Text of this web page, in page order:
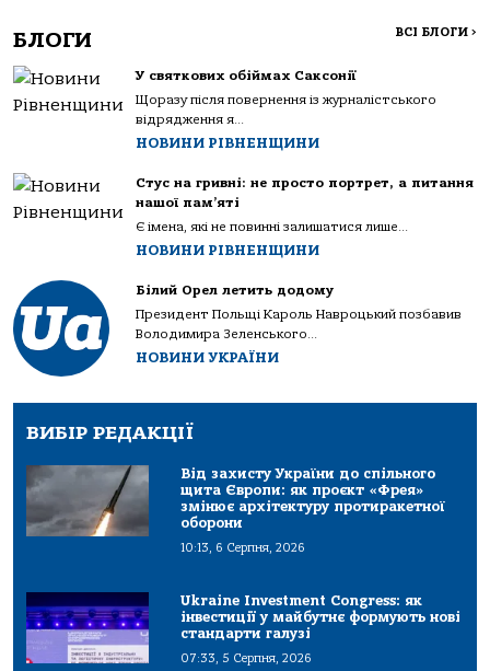
БЛОГИ ВСІ БЛОГИ >
У святкових обіймах Саксонії
Щоразу після повернення із журналістського
відрядження я...
НОВИНИ РІВНЕНЩИНИ
Стус на гривні: не просто портрет, а питання
нашої пам’яті
Є імена, які не повинні залишатися лише...
НОВИНИ РІВНЕНЩИНИ
Білий Орел летить додому
Президент Польщі Кароль Навроцький позбавив
Володимира Зеленського...
НОВИНИ УКРАЇНИ
ВИБІР РЕДАКЦІЇ
Від захисту України до спільного
щита Європи: як проєкт «Фрея»
змінює архітектуру протиракетної
оборони
10:13, 6 Серпня, 2026
Ukraine Investment Congress: як
інвестиції у майбутнє формують нові
стандарти галузі
07:33, 5 Серпня, 2026